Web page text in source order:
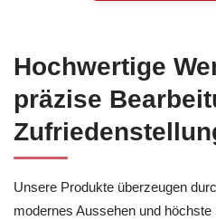
Hochwertige
präzise
Unsere Produkte überzeugen
modernes Aussehen und